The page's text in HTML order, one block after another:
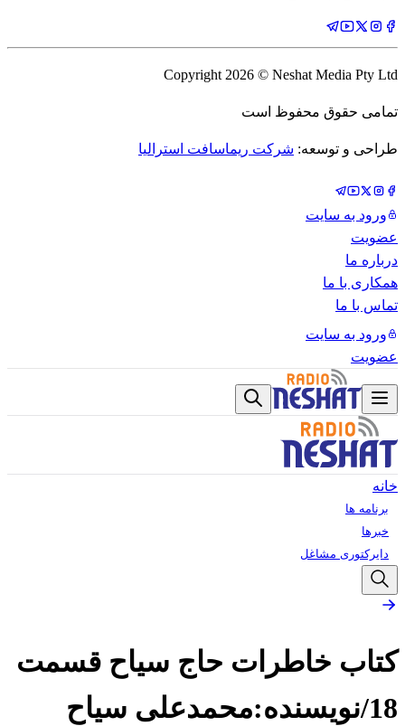
Copyright 2026 © Neshat Media Pty Ltd
تمامی حقوق محفوظ است
طراحی و توسعه: شرکت ریماسافت استرالیا
ورود به سایت
عضویت
درباره ما
همکاری با ما
تماس با ما
ورود به سایت
عضویت
خانه
برنامه ها
خبرها
دایرکتوری مشاغل
کتاب خاطرات حاج سیاح قسمت
18/نویسنده:محمدعلی سیاح